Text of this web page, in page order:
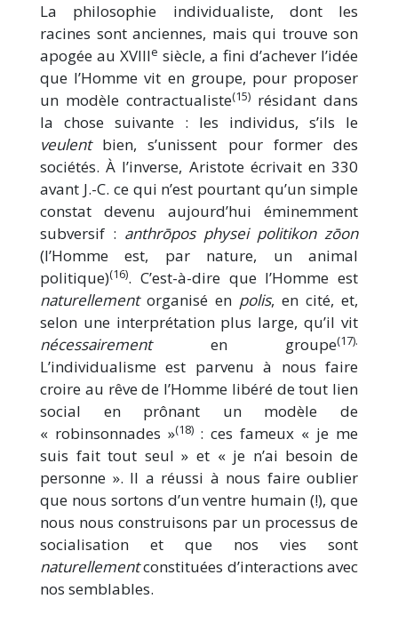
La philosophie individualiste, dont les
racines sont anciennes, mais qui trouve son
apogée au XVIIIe siècle, a fini d’achever l’idée
que l’Homme vit en groupe, pour proposer
un modèle contractualiste(15) résidant dans
la chose suivante : les individus, s’ils le
veulentbien, s’unissent pour former des
sociétés. À l’inverse, Aristote écrivait en 330
avant J.-C. ce qui n’est pourtant qu’un simple
constat devenu aujourd’hui éminemment
subversif : anthrōpos physei politikon zōon
(l’Homme est, par nature, un animal
politique)(16). C’est-à-dire que l’Homme est
naturellementorganisé en polis, en cité, et,
selon une interprétation plus large, qu’il vit
nécessairementen groupe(17).
L’individualisme est parvenu à nous faire
croire au rêve de l’Homme libéré de tout lien
social en prônant un modèle de
« robinsonnades »(18) : ces fameux « je me
suis fait tout seul » et « je n’ai besoin de
personne ». Il a réussi à nous faire oublier
que nous sortons d’un ventre humain (!), que
nous nous construisons par un processus de
socialisation et que nos vies sont
naturellementconstituées d’interactions avec
nos semblables.